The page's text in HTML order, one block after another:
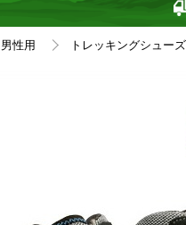
男性用 トレッキングシューズ